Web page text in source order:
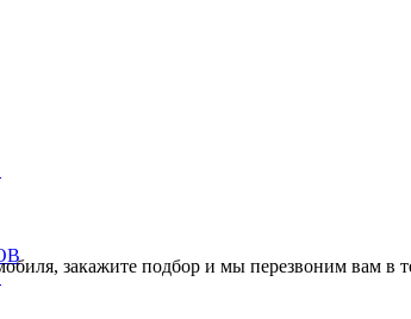
закажите подбор и мы перезвоним вам в